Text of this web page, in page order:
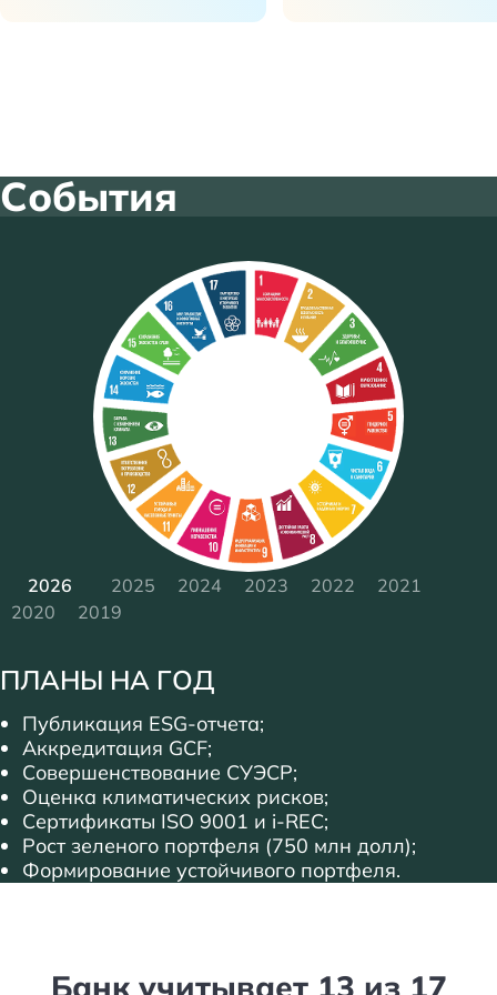
События
2026 2025 2024 2023 2022
2021
2020
2019
ПЛАНЫ НА ГОД
Публикация ESG-отчета;
Аккредитация GCF;
Совершенствование СУЭСР;
Оценка климатических рисков;
Сертификаты ISO 9001 и i-REC;
Рост зеленого портфеля (750 млн долл);
Формирование устойчивого портфеля.
Банк учитывает 13 из 17